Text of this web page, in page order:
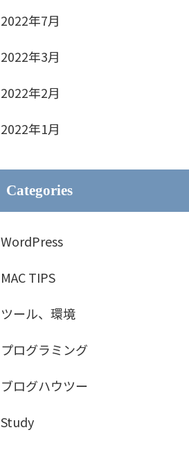
2022年7月
2022年3月
2022年2月
2022年1月
Categories
WordPress
MAC TIPS
ツール、環境
プログラミング
ブログハウツー
Study